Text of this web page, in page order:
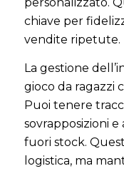
personalizzato.
chiave per
vendite ripetute.
La gestione
gioco da ragazzi
Puoi tenere
sovrapposizioni
fuori stock.
logistica, ma